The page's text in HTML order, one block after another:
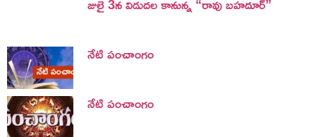
నేటి పంచాంగం
నేటి పంచాంగం